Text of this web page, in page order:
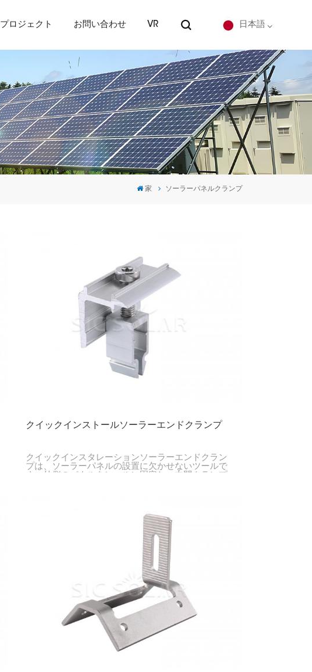
プロジェクト お問い合わせ VR 日本語
English
Deutsch
español
português
家 ソーラーパネルクランプ
クイックインストールソーラーエンドクランプ
クイックインスタレーションソーラーエンドクラン
プは、ソーラーパネルの設置に欠かせないツールで